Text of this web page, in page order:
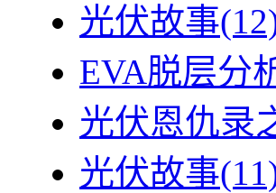
光伏故事
EVA脱层分
光伏恩仇录
光伏故事